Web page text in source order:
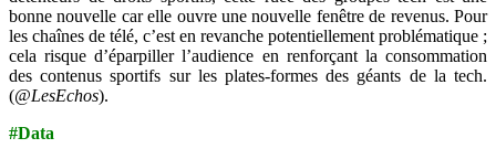
bonne nouvelle car elle ouvre une nouvelle fenêtre de revenus. Pour
les chaînes de télé, c’est en revanche potentiellement problématique ;
cela risque d’éparpiller l’audience en renforçant la consommation
des contenus sportifs sur les plates-formes des géants de la tech.
(@LesEchos).
#Data